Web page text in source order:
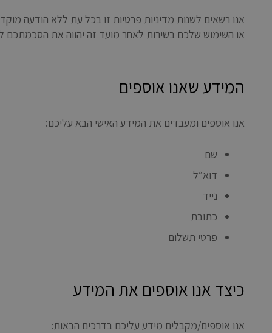
או השימוש שלכם בשירות לאחר מועד זה יהווה את הסכמתכם
המידע שאנו אוספים
אנו אוספים ומעבדים את המידע האישי הבא עליכם:
שם
דוא״ל
נייד
כתובת
פרטי תשלום
כיצד אנו אוספים את המידע
אנו אוספים/מקבלים מידע עליכם בדרכים הבאות: